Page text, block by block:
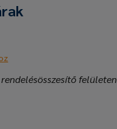
felületen